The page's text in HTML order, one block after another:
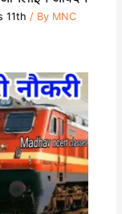
11th / By MNC